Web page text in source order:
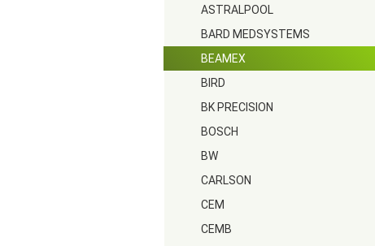
ASTRALPOOL
BARD MEDSYSTEMS
BEAMEX
BIRD
BK PRECISION
BOSCH
BW
CARLSON
CEM
CEMB